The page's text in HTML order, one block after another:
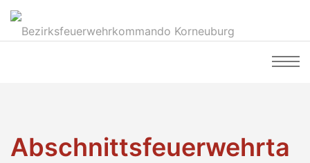
Abschnittsfeuerwehrta